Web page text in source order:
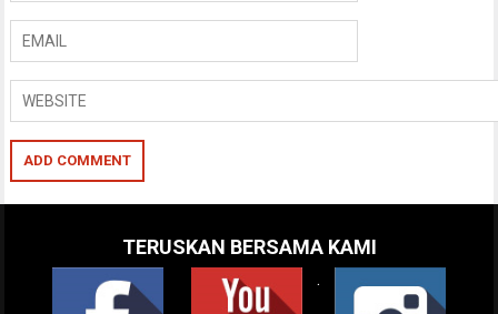
TERUSKAN BERSAMA KAMI
.